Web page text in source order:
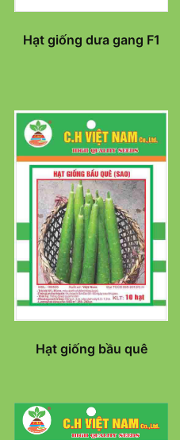
Hạt giống dưa gang F1
Hạt giống bầu quê